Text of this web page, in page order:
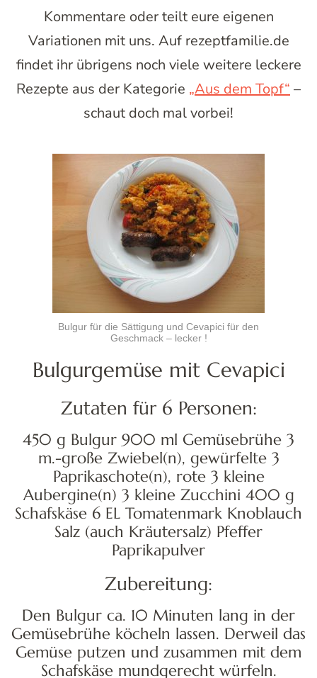
Kommentare oder teilt eure eigenen
Variationen mit uns. Auf rezeptfamilie.de
findet ihr übrigens noch viele weitere leckere
Rezepte aus der Kategorie „Aus dem Topf“ –
schaut doch mal vorbei!
Bulgur für die Sättigung und Cevapici für den
Geschmack – lecker !
Bulgurgemüse mit Cevapici
Zutaten für 6 Personen:
450 g Bulgur 900 ml Gemüsebrühe 3
m.-große Zwiebel(n), gewürfelte 3
Paprikaschote(n), rote 3 kleine
Aubergine(n) 3 kleine Zucchini 400 g
Schafskäse 6 EL Tomatenmark Knoblauch
Salz (auch Kräutersalz) Pfeffer
Paprikapulver
Zubereitung:
Den Bulgur ca. 10 Minuten lang in der
Gemüsebrühe köcheln lassen. Derweil das
Gemüse putzen und zusammen mit dem
Schafskäse mundgerecht würfeln.